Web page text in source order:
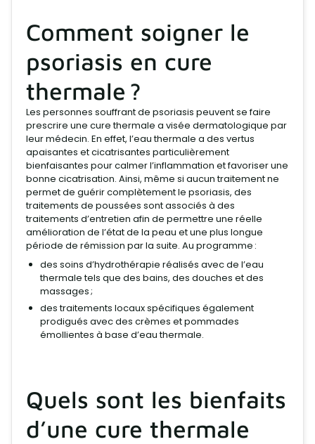
Comment soigner le
psoriasis en cure
thermale ?
Les personnes souffrant de psoriasis peuvent se faire
prescrire une cure thermale a visée dermatologique par
leur médecin. En effet, l’eau thermale a des vertus
apaisantes et cicatrisantes particulièrement
bienfaisantes pour calmer l’inflammation et favoriser une
bonne cicatrisation. Ainsi, même si aucun traitement ne
permet de guérir complètement le psoriasis, des
traitements de poussées sont associés à des
traitements d’entretien afin de permettre une réelle
amélioration de l’état de la peau et une plus longue
période de rémission par la suite. Au programme :
des soins d’hydrothérapie réalisés avec de l’eau
thermale tels que des bains, des douches et des
massages ;
des traitements locaux spécifiques également
prodigués avec des crèmes et pommades
émollientes à base d’eau thermale.
Quels sont les bienfaits
d’une cure thermale